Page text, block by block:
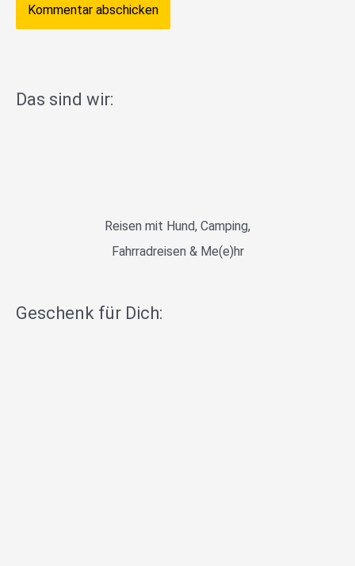
Das sind wir:
Reisen mit Hund, Camping,
Fahrradreisen & Me(e)hr
Geschenk für Dich: